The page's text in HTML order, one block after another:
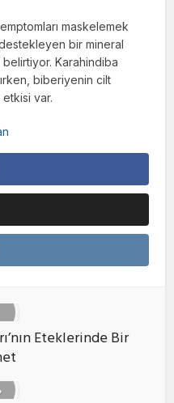
maskelemek
bir mineral
Karahindiba
biberiyenin cilt
var.
Eteklerinde Bir